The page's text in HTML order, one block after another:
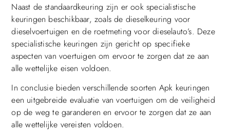
Naast de standaardkeuring zijn er ook specialistische
keuringen beschikbaar, zoals de dieselkeuring voor
dieselvoertuigen en de roetmeting voor dieselauto’s. Deze
specialistische keuringen zijn gericht op specifieke
aspecten van voertuigen om ervoor te zorgen dat ze aan
alle wettelijke eisen voldoen.
In conclusie bieden verschillende soorten Apk keuringen
een uitgebreide evaluatie van voertuigen om de veiligheid
op de weg te garanderen en ervoor te zorgen dat ze aan
alle wettelijke vereisten voldoen.